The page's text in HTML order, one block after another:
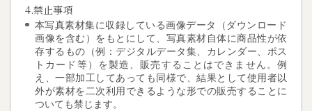
4.禁止事項
本写真素材集に収録している画像データ（ダウンロード
画像を含む）をもとにして、写真素材自体に商品性が依
存するもの（例：デジタルデータ集、カレンダー、ポス
トカード等）を製造、販売することはできません。例
え、一部加工してあっても同様で、結果として使用者以
外が素材を二次利用できるような形での販売することに
ついても禁じます。